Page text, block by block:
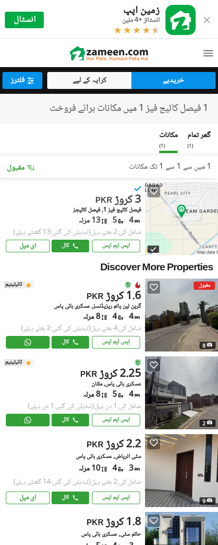
زمین اپپ
انسٹالز +4 ملین انسٹال
خریدیے کرایہ کے لیے فلٹرز
1 فیصل کاٹیج فیز 1 میں مکانات برائے فروخت
گھر تمام
(
1
)
مکانات
(
1
)
1 میں سے 1 سے 1 تک مکانات مقبول
PKR 3 کروڑ
فیصل کاٹیج فیز 1, فیصل کاٹیجز
4
5 13 مرلہ
شامل کی:2 ہفتے پہل (تبدیلی کی گئی:13 گھنٹے پہلے)
ایس ایم ایس کال ای میل
Discover More Properties
مقبول
8
ٹائیٹینیم
PKR 1.6 کروڑ
گرین لین پالم ریزیڈنسز, عسکری بائی پاس
4
4 8 مرلہ
شامل کی:4 ہفتے پہل (تبدیلی کی گئی:2 ہفتے پہلے)
ایس ایم ایس کال
2
ٹائیٹینیم
PKR 2.25 کروڑ
عسکری بائی پاس, ملتان
4
5 8 مرلہ
شامل کی:1 دن پہل (تبدیلی کی گئی:1 دن پہلے)
ایس ایم ایس کال
9
PKR 2.2 کروڑ
سٹی الریاض, عسکری بائی پاس
3
4 10 مرلہ
شامل کی:2 ہفتے پہل (تبدیلی کی گئی:14 گھنٹے پہلے)
ایس ایم ایس کال ای میل
PKR 1.8 کروڑ
حاتم سٹی, عسکری بائی پاس